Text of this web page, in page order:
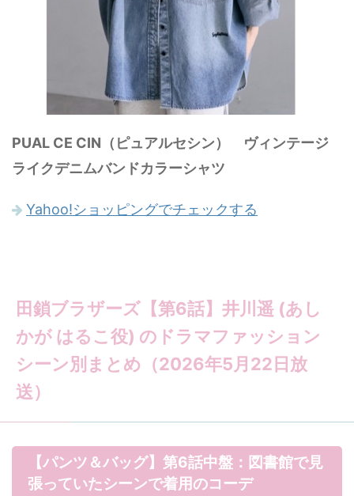
PUAL CE CIN（ピュアルセシン） ヴィンテージ
ライクデニムバンドカラーシャツ
Yahoo!ショッピングでチェックする
田鎖ブラザーズ【第6話】井川遥 (あし
かが はるこ役) のドラマファッション
シーン別まとめ（2026年5月22日放
送）
【パンツ＆バッグ】第6話中盤：図書館で見
張っていたシーンで着用のコーデ